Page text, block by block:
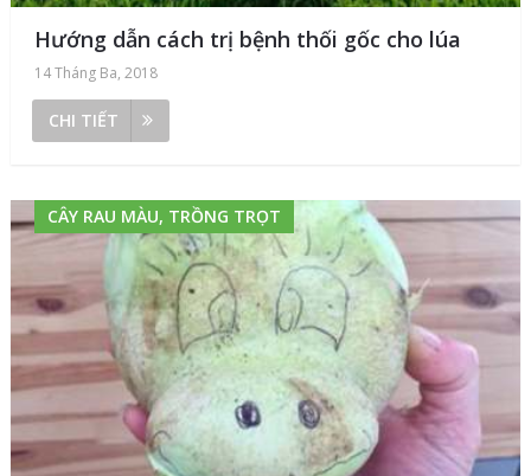
Hướng dẫn cách trị bệnh thối gốc cho lúa
14 Tháng Ba, 2018
CHI TIẾT
CÂY RAU MÀU, TRỒNG TRỌT